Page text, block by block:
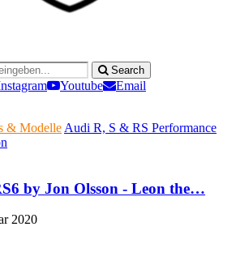
Search
Youtube
Email
& Modelle Audi R, S & RS Performance
by Jon Olsson - Leon the…
2020